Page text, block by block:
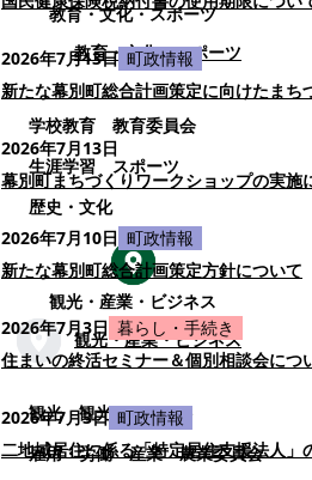
教育・文化・スポーツ
教育・文化・スポーツ
学校教育
教育委員会
生涯学習
スポーツ
歴史・文化
観光・産業・ビジネス
観光・産業・ビジネス
観光
観光・イベント
雇用・労働
産業
農業委員会
2026年7月13日 町政情報
新たな幕別町総合計画策定に向けたまち
2026年7月13日
幕別町まちづくりワークショップの実施
2026年7月10日 町政情報
新たな幕別町総合計画策定方針について
2026年7月3日 暮らし・手続き
住まいの終活セミナー＆個別相談会につ
2026年7月3日 町政情報
二地域居住に係る「特定居住支援法人」